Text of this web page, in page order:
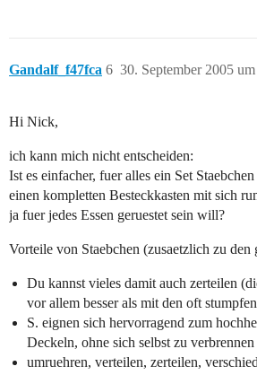
Gandalf_f47fca 30. September 2005
6
Hi Nick,
ich kann mich nicht entscheiden:
Ist es einfacher, fuer alles ein Set
einen kompletten Besteckkasten mit sich
ja fuer jedes Essen geruestet sein will?
Vorteile von Staebchen (zusaetzlich zu den
Du kannst vieles damit auch zerteilen
vor allem besser als mit den oft
S. eignen sich hervorragend zum
Deckeln, ohne sich selbst zu verbrennen
umruehren, verteilen, zerteilen,